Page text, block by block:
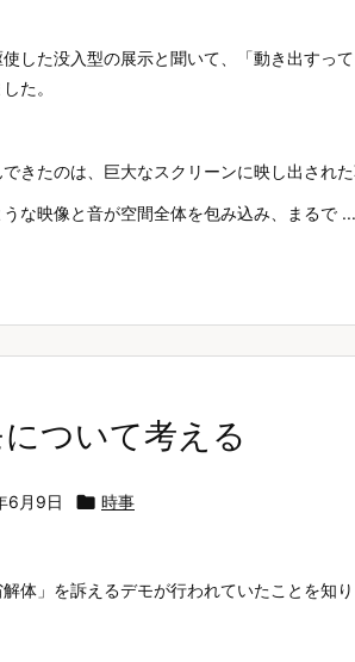
した没入型の展示と聞いて、「動き出すっ
た。
きたのは、巨大なスクリーンに映し出され
な映像と音が空間全体を包み込み、まるで ...
ついて考える
6月9日  時事
体」を訴えるデモが行われていたことを知り